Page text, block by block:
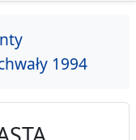
1994